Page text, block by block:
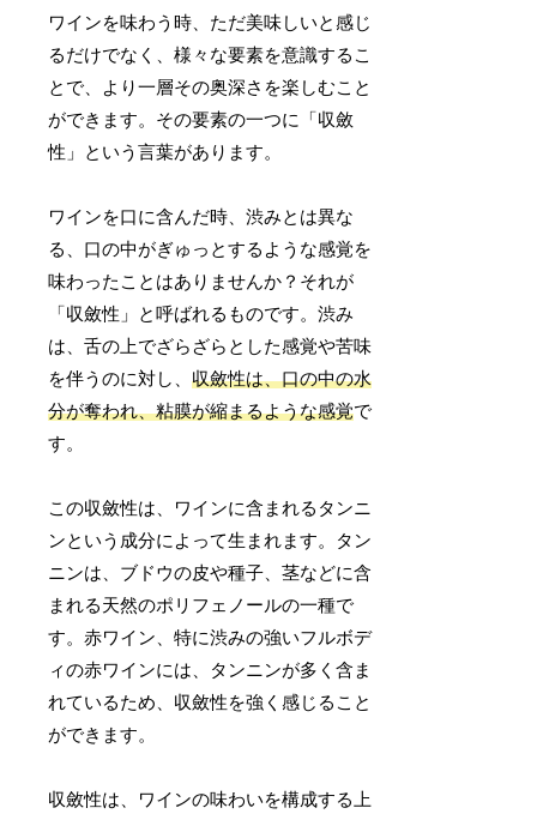
ワインを味わう時、ただ美味しいと感じ
るだけでなく、様々な要素を意識するこ
とで、より一層その奥深さを楽しむこと
ができます。その要素の一つに「収斂
性」という言葉があります。
ワインを口に含んだ時、渋みとは異な
る、口の中がぎゅっとするような感覚を
味わったことはありませんか？それが
「収斂性」と呼ばれるものです。渋み
は、舌の上でざらざらとした感覚や苦味
を伴うのに対し、収斂性は、口の中の水
分が奪われ、粘膜が縮まるような感覚で
す。
この収斂性は、ワインに含まれるタンニ
ンという成分によって生まれます。タン
ニンは、ブドウの皮や種子、茎などに含
まれる天然のポリフェノールの一種で
す。赤ワイン、特に渋みの強いフルボデ
ィの赤ワインには、タンニンが多く含ま
れているため、収斂性を強く感じること
ができます。
収斂性は、ワインの味わいを構成する上